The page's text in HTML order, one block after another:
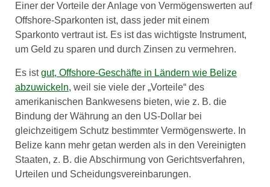
Einer der Vorteile der Anlage von Vermögenswerten auf
Offshore-Sparkonten ist, dass jeder mit einem
Sparkonto vertraut ist. Es ist das wichtigste Instrument,
um Geld zu sparen und durch Zinsen zu vermehren.
Es istgut, Offshore-Geschäfte in Ländern wie Belize
abzuwickeln, weil sie viele der „Vorteile“ des
amerikanischen Bankwesens bieten, wie z. B. die
Bindung der Währung an den US-Dollar bei
gleichzeitigem Schutz bestimmter Vermögenswerte. In
Belize kann mehr getan werden als in den Vereinigten
Staaten, z. B. die Abschirmung von Gerichtsverfahren,
Urteilen und Scheidungsvereinbarungen.